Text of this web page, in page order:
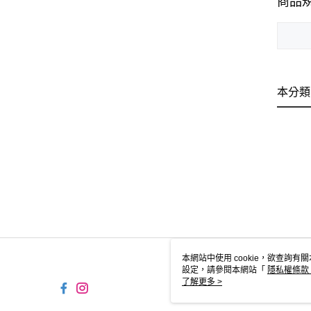
本分
本網站中使用 cookie，欲查詢有
設定，請參閱本網站「 隱私權條款
使用 cookie。
了解更多 >